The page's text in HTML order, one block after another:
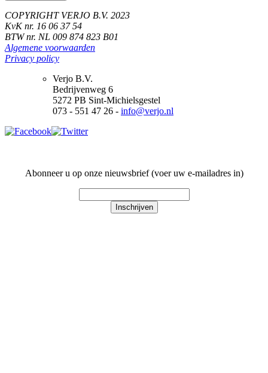
COPYRIGHT VERJO B.V. 2023
KvK nr. 16 06 37 54
BTW nr. NL 009 874 823 B01
Algemene voorwaarden
Privacy policy
Verjo B.V.
Bedrijvenweg 6
5272 PB Sint-Michielsgestel
073 - 551 47 26 - info@verjo.nl
Abonneer u op onze nieuwsbrief (voer uw e-mailadres in)
Inschrijven